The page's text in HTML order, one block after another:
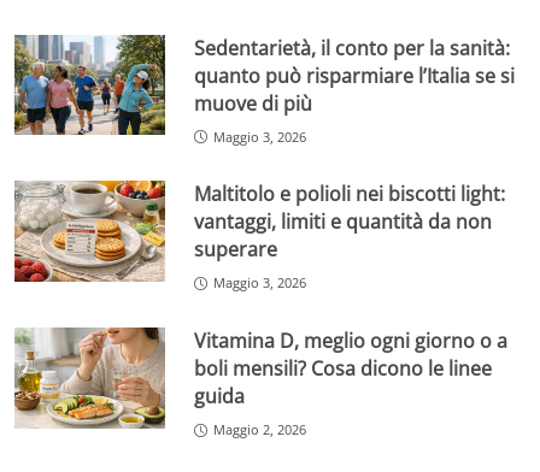
Sedentarietà, il conto per la sanità:
quanto può risparmiare l’Italia se si
muove di più
Maggio 3, 2026
Maltitolo e polioli nei biscotti light:
vantaggi, limiti e quantità da non
superare
Maggio 3, 2026
Vitamina D, meglio ogni giorno o a
boli mensili? Cosa dicono le linee
guida
Maggio 2, 2026